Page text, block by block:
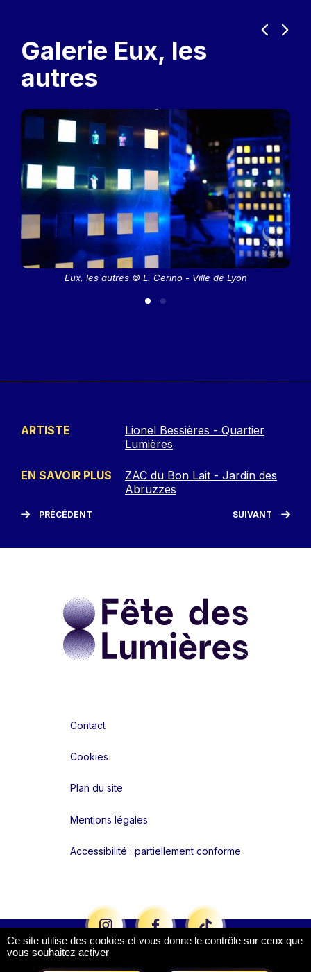
Galerie Eux, les
autres
Eux, les autres © L. Cerino - Ville de Lyon
ARTISTE
Lionel Bessières - Quartier
Lumières
EN SAVOIR PLUS
ZAC du Bon Lait - Jardin des
Abruzzes
PRÉCÉDENT SUIVANT
Contact
Cookies
Plan du site
Mentions légales
Accessibilité : partiellement conforme
Ce site utilise des cookies et vous donne le contrôle sur ceux que
vous souhaitez activer